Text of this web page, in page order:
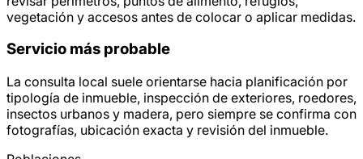
vegetación y accesos antes de colocar o aplicar medidas.
Servicio más probable
La consulta local suele orientarse hacia planificación por
tipología de inmueble, inspección de exteriores, roedores,
insectos urbanos y madera, pero siempre se confirma con
fotografías, ubicación exacta y revisión del inmueble.